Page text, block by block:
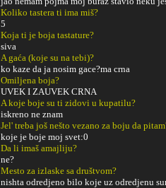
Koliko tastera ti ima miš?
5
Koja ti je boja tastature?
siva
A gaća (koje su na tebi)?
ko kaze da ja nosim gace?ma crna
Omiljena boja?
UVEK I ZAUVEK CRNA
A koje boje su ti zidovi u kupatilu?
iskreno ne znam
Jel' treba još nešto vezano za boju da
koje je boje moj svet:0
Da li imaš amajliju?
ne?
Mesto za izlaske sa društvom?
nishta odredjeno bilo koje uz odredjenu